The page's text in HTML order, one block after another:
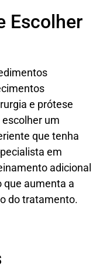
Escolher
e prótese
um
que tenha
em
adicional
que aumenta a
do tratamento.